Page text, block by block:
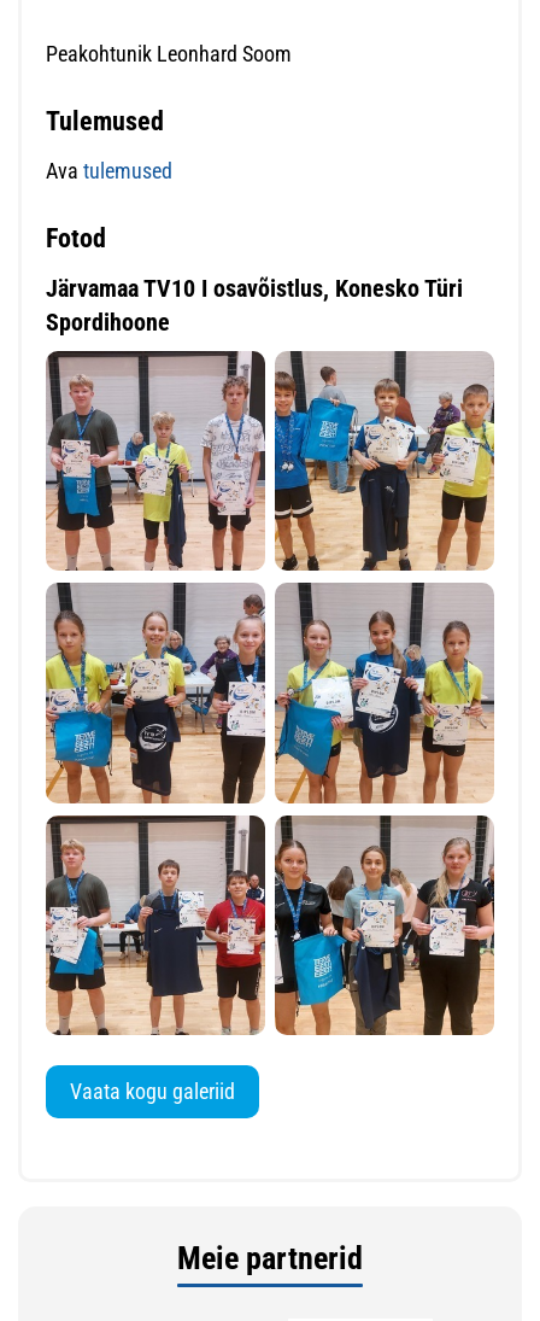
Peakohtunik Leonhard Soom
Tulemused
Ava tulemused
Fotod
Järvamaa TV10 I osavõistlus, Konesko Türi
Spordihoone
Vaata kogu galeriid
Meie partnerid